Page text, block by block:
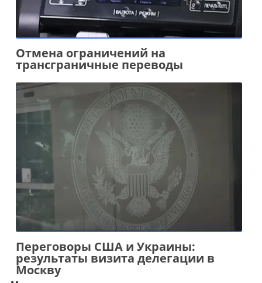
Отмена ограничений на
трансграничные переводы
Переговоры США и Украины:
результаты визита делегации в
Москву